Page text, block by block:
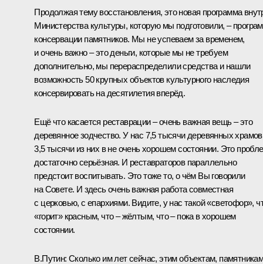
Продолжая тему восстановления, это новая программа
Министерства культуры, которую мы подготовили, –
консервации памятников. Мы не успеваем за временем,
и очень важно – это деньги, которые мы не требуем
дополнительно, мы перераспределили средства и нашли
возможность 50 крупных объектов культурного наследия
консервировать на десятилетия вперёд.
Ещё что касается реставрации – очень важная вещь – это
деревянное зодчество. У нас 7,5 тысячи деревянных
3,5 тысячи из них в не очень хорошем состоянии. Это
достаточно серьёзная. И реставраторов параллельно
предстоит воспитывать. Это тоже то, о чём Вы говорили
на Совете. И здесь очень важная работа совместная
с церковью, с епархиями. Видите, у нас такой «светофор»,
«горит» красным, что – жёлтым, что – пока в хорошем
состоянии.
В.Путин: Сколько им лет сейчас, этим объектам,